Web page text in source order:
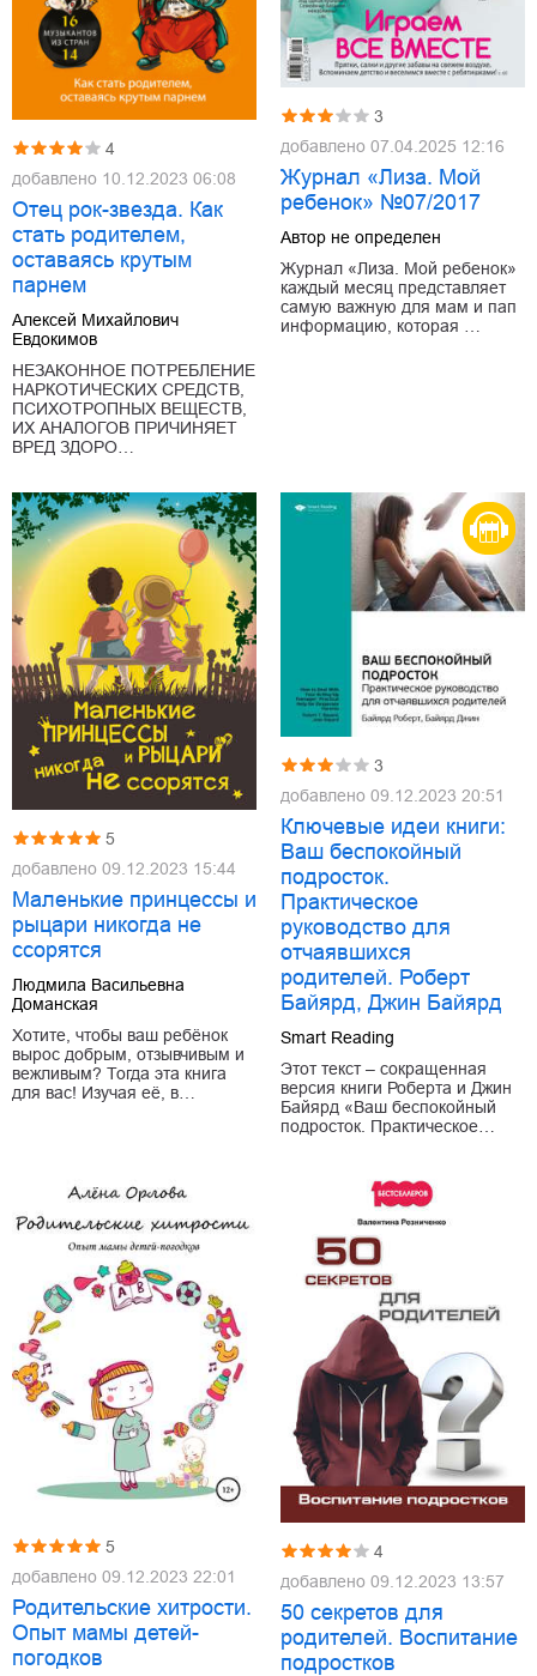
4
добавлено 10.12.2023 06:08
Отец рок-звезда. Как
стать родителем,
оставаясь крутым
парнем
Алексей Михайлович
Евдокимов
НЕЗАКОННОЕ ПОТРЕБЛЕНИЕ
НАРКОТИЧЕСКИХ СРЕДСТВ,
ПСИХОТРОПНЫХ ВЕЩЕСТВ,
ИХ АНАЛОГОВ ПРИЧИНЯЕТ
ВРЕД ЗДОРО…
3
добавлено 07.04.2025 12:16
Журнал «Лиза. Мой
ребенок» №07/2017
Автор не определен
Журнал «Лиза. Мой ребенок»
каждый месяц представляет
самую важную для мам и пап
информацию, которая …
5
добавлено 09.12.2023 15:44
Маленькие принцессы и
рыцари никогда не
ссорятся
Людмила Васильевна
Доманская
Хотите, чтобы ваш ребёнок
вырос добрым, отзывчивым и
вежливым? Тогда эта книга
для вас! Изучая её, в…
3
добавлено 09.12.2023 20:51
Ключевые идеи книги:
Ваш беспокойный
подросток.
Практическое
руководство для
отчаявшихся
родителей. Роберт
Байярд, Джин Байярд
Smart Reading
Этот текст – сокращенная
версия книги Роберта и Джин
Байярд «Ваш беспокойный
подросток. Практическое…
5
добавлено 09.12.2023 22:01
Родительские хитрости.
Опыт мамы детей-
погодков
4
добавлено 09.12.2023 13:57
50 секретов для
родителей. Воспитание
подростков